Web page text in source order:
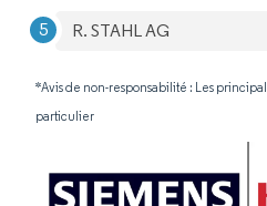
R. STAHL AG
*Avis de non-responsabilité : Les
particulier